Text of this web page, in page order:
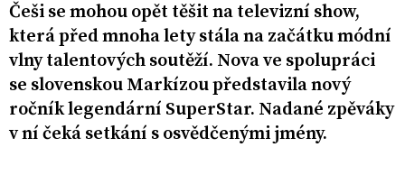
Češi se mohou opět těšit na televizní show,
která před mnoha lety stála na začátku módní
vlny talentových soutěží. Nova ve spolupráci
se slovenskou Markízou představila nový
ročník legendární SuperStar. Nadané zpěváky
v ní čeká setkání s osvědčenými jmény.